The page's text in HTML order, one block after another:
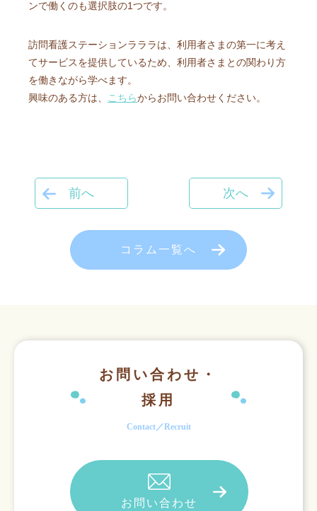
ンで働くのも選択肢の1つです。
訪問看護ステーションラララは、利用者さまの第一に考え
てサービスを提供しているため、利用者さまとの関わり方
を働きながら学べます。
興味のある方は、
こちらからお問い合わせください。
前へ 次へ
コラム一覧へ
お問い合わせ・
採用
Contact／Recruit
お問い合わせ